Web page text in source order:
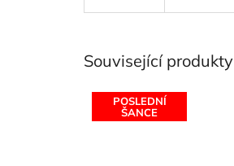
Související produkty
POSLEDNÍ
ŠANCE